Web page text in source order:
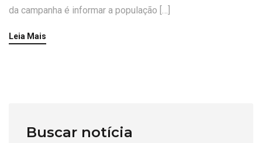
da campanha é informar a população […]
Leia Mais
Buscar notícia